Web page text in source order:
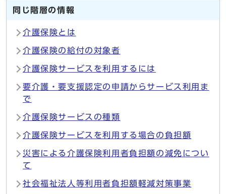
同じ階層の情報
介護保険とは
介護保険の給付の対象者
介護保険サービスを利用するには
要介護・要支援認定の申請からサービス利用ま
で
介護保険サービスの種類
介護保険サービスを利用する場合の負担額
災害による介護保険利用者負担額の減免につい
て
社会福祉法人等利用者負担額軽減対策事業